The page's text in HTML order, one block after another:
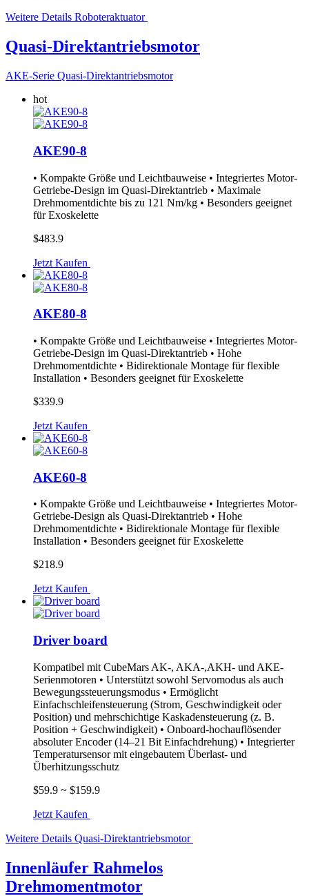
Weitere Details Roboteraktuator
Quasi-Direktantriebsmotor
AKE-Serie Quasi-Direktantriebsmotor
hot
AKE90-8
• Kompakte Größe und Leichtbauweise • Integriertes Motor-
Getriebe-Design im Quasi-Direktantrieb • Maximale
Drehmomentdichte bis zu 121 Nm/kg • Besonders geeignet
für Exoskelette
$483.9
Jetzt Kaufen
AKE80-8
• Kompakte Größe und Leichtbauweise • Integriertes Motor-
Getriebe-Design im Quasi-Direktantrieb • Hohe
Drehmomentdichte • Bidirektionale Montage für flexible
Installation • Besonders geeignet für Exoskelette
$339.9
Jetzt Kaufen
AKE60-8
• Kompakte Größe und Leichtbauweise • Integriertes Motor-
Getriebe-Design als Quasi-Direktantrieb • Hohe
Drehmomentdichte • Bidirektionale Montage für flexible
Installation • Besonders geeignet für Exoskelette
$218.9
Jetzt Kaufen
Driver board
Kompatibel mit CubeMars AK-, AKA-,AKH- und AKE-
Serienmotoren • Unterstützt sowohl Servomodus als auch
Bewegungssteuerungsmodus • Ermöglicht
Einfachschleifensteuerung (Strom, Geschwindigkeit oder
Position) und mehrschichtige Kaskadensteuerung (z. B.
Position + Geschwindigkeit) • Onboard-hochauflösender
absoluter Encoder (14–21 Bit Einfachdrehung) • Integrierter
Temperatursensor mit eingebautem Überlast- und
Überhitzungsschutz
$59.9 ~ $159.9
Jetzt Kaufen
Weitere Details Quasi-Direktantriebsmotor
Innenläufer Rahmelos
Drehmomentmotor